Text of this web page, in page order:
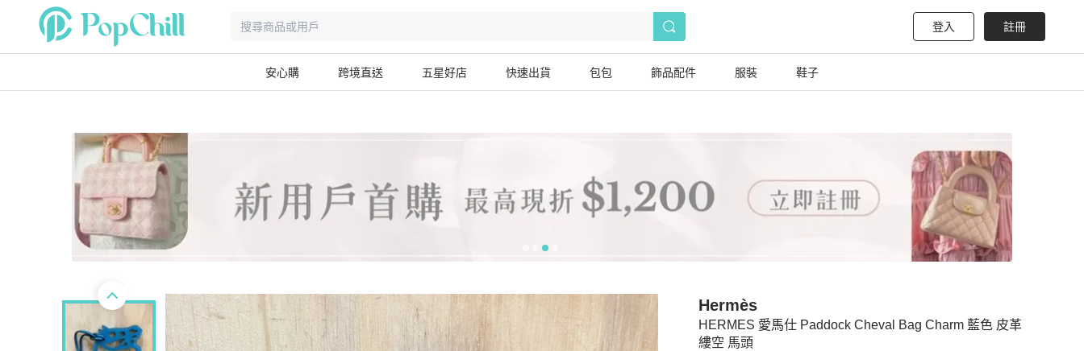
登入 註冊
安心購 跨境直送 五星好店 快速出貨 包包 飾品配件 服裝 鞋子
HERMES 愛馬仕 Paddock Cheval Bag Charm 藍色 皮革
縷空 馬頭
Hermès